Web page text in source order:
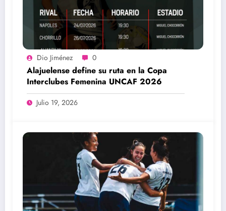
Dio Jiménez 0
Alajuelense define su ruta en la Copa
Interclubes Femenina UNCAF 2026
Julio 19, 2026